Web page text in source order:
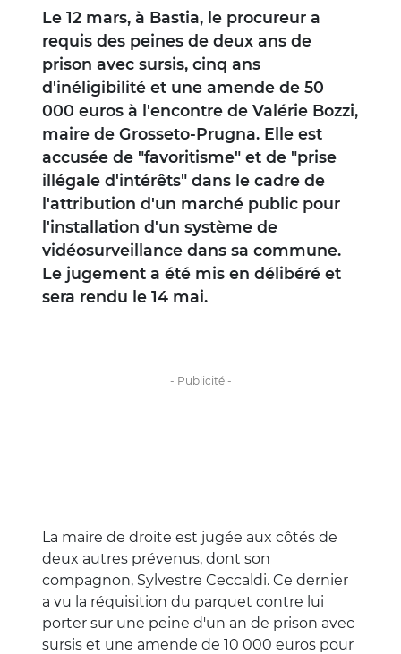
Le 12 mars, à Bastia, le procureur a
requis des peines de deux ans de
prison avec sursis, cinq ans
d'inéligibilité et une amende de 50
000 euros à l'encontre de Valérie Bozzi,
maire de Grosseto-Prugna. Elle est
accusée de "favoritisme" et de "prise
illégale d'intérêts" dans le cadre de
l'attribution d'un marché public pour
l'installation d'un système de
vidéosurveillance dans sa commune.
Le jugement a été mis en délibéré et
sera rendu le 14 mai.
La maire de droite est jugée aux côtés de
deux autres prévenus, dont son
compagnon, Sylvestre Ceccaldi. Ce dernier
a vu la réquisition du parquet contre lui
porter sur une peine d'un an de prison avec
sursis et une amende de 10 000 euros pour